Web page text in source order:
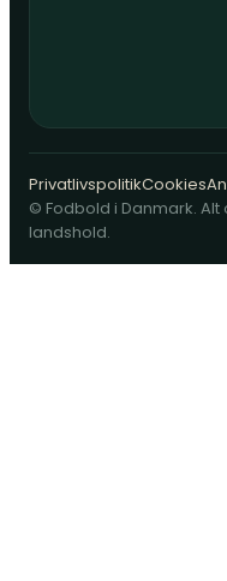
PrivatlivspolitikCookies
© Fodbold i Danmark.
landshold.